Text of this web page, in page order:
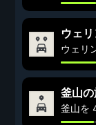
ウェ
ウェリ
釜山
釜山を